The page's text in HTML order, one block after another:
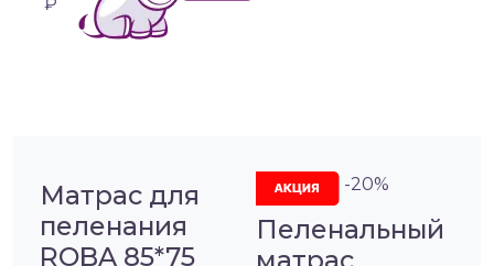
₽
Матрас для
пеленания
ROBA 85*75
-20%
Пеленальный